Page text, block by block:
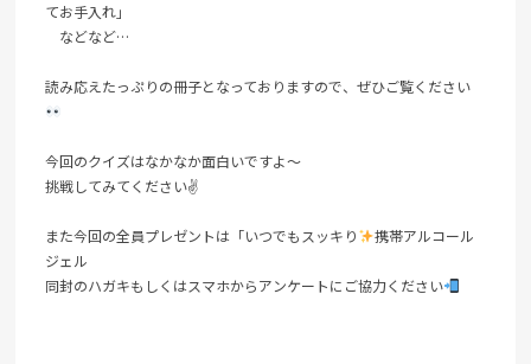
てお手入れ」
などなど…
読み応えたっぷりの冊子となっておりますので、ぜひご覧ください
今回のクイズはなかなか面白いですよ～
挑戦してみてください✌
また今回の全員プレゼントは「いつでもスッキり
携帯アルコール
ジェル
同封のハガキもしくはスマホからアンケートにご協力ください